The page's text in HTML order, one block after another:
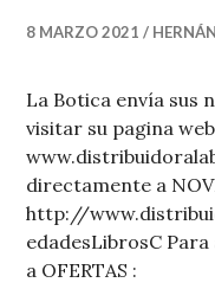
8 MARZO 2021
La Botica envía sus
visitar su pagina
directamente a
http://
edadesLibrosC
a OFERTAS :